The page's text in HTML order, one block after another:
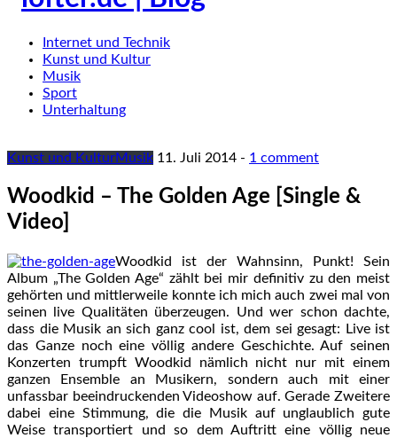
Internet und Technik
Kunst und Kultur
Musik
Sport
Unterhaltung
Kunst und KulturMusik 11. Juli 2014 - 1 comment
Woodkid – The Golden Age [Single &
Video]
Woodkid ist der Wahnsinn, Punkt! Sein
Album „The Golden Age“ zählt bei mir definitiv zu den meist
gehörten und mittlerweile konnte ich mich auch zwei mal von
seinen live Qualitäten überzeugen. Und wer schon dachte,
dass die Musik an sich ganz cool ist, dem sei gesagt: Live ist
das Ganze noch eine völlig andere Geschichte. Auf seinen
Konzerten trumpft Woodkid nämlich nicht nur mit einem
ganzen Ensemble an Musikern, sondern auch mit einer
unfassbar beeindruckenden Videoshow auf. Gerade Zweitere
dabei eine Stimmung, die die Musik auf unglaublich gute
Weise transportiert und so dem Auftritt eine völlig neue